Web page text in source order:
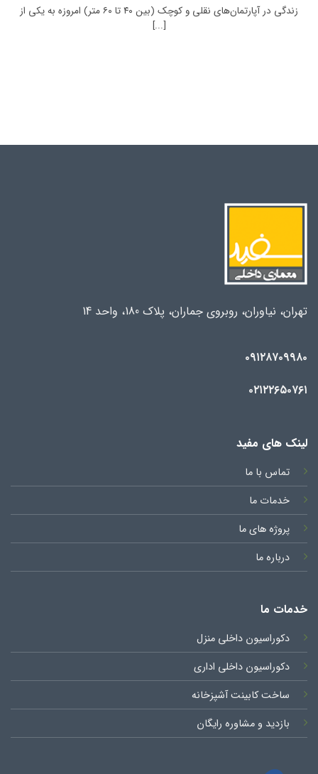
زندگی در آپارتمان‌های نقلی و کوچک (بین ۴۰ تا ۶۰ متر) امروزه به یکی از
[...]
تهران، نیاوران، روبروی جماران، پلاک 180، واحد 14
۰۹۱۲۸۷۰۹۹۸۰
۰۲۱۲۲۶۵۰۷۶۱
لینک های مفید
تماس با ما
خدمات ما
پروژه های ما
درباره ما
خدمات ما
دکوراسیون داخلی منزل
دکوراسیون داخلی اداری
ساخت کابینت آشپزخانه
بازدید و مشاوره رایگان